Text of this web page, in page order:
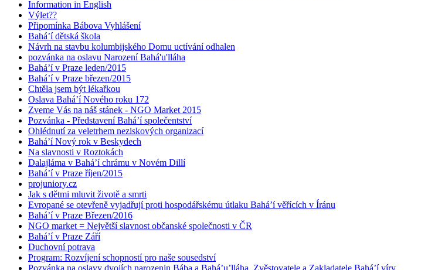
Information in English
Výlet??
Připomínka Bábova Vyhlášení
Bahá’í dětská škola
Návrh na stavbu kolumbijského Domu uctívání odhalen
pozvánka na oslavu Narození Bahá'u'lláha
Bahá’í v Praze leden/2015
Bahá’í v Praze březen/2015
Chtěla jsem být lékařkou
Oslava Bahá’í Nového roku 172
Zveme Vás na náš stánek - NGO Market 2015
Pozvánka - Představení Bahá’í společentství
Ohlédnutí za veletrhem neziskových organizací
Bahá’í Nový rok v Beskydech
Na slavnosti v Roztokách
Dalajláma v Bahá’í chrámu v Novém Dillí
Bahá’í v Praze říjen/2015
projuniory.cz
Jak s dětmi mluvit životě a smrti
Evropané se otevřeně vyjadřují proti hospodářskému útlaku Bahá’í věřících v Íránu
Bahá’í v Praze Březen/2016
NGO market = Největší slavnost občanské společnosti v ČR
Bahá’í v Praze Září
Duchovní potrava
Program: Rozvíjení schopností pro naše sousedství
Pozvánka na oslavy dvojích narozenin Bába a Bahá’u’lláha, Zvěstovatele a Zakladatele Bahá’í víry